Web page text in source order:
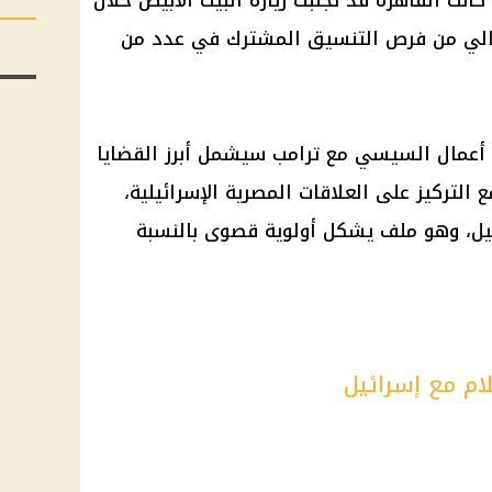
من فرص التنسيق المشترك في عدد من
أعمال السيسي مع ترامب سيشمل أبرز القضايا
على العلاقات المصرية الإسرائيلية،
وهو ملف يشكل أولوية قصوى بالنسبة
مع إسرائيل